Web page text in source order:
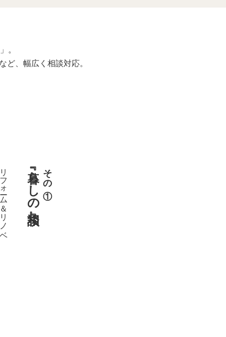
。
ど、幅広く相談対応。
その①
『暮らしの相談』
リフォーム＆リノベ